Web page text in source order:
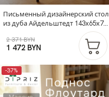
Письменный дизайнерский стол
из дуба Айдельштедт 143х65х74
в стиле лофт, складной стол на
металлических ножках
2 371 BYN
1 472 BYN
-37%